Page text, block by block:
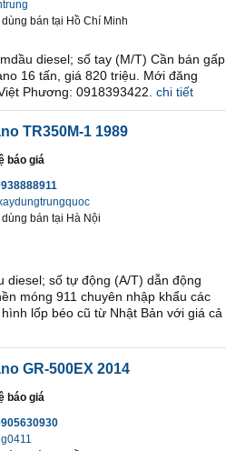
bán tại Hồ Chí Minh
diesel; số tay (M/T) Cần bán gấp
16 tấn, giá 820 triệu. Mới đăng
Phương: 0918393422. chi tiết
TR350M-1 1989
báo giá
bán tại Hà Nội
diesel; số tự động (A/T) dẫn động
móng 911 chuyên nhập khẩu các
lốp béo cũ từ Nhật Bản với giá cả
GR-500EX 2014
báo giá